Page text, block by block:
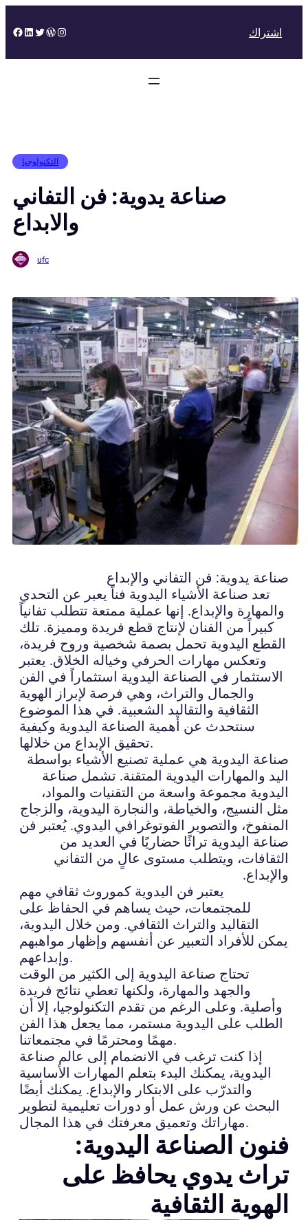
to
Facebook
LinkedIn
Twitter
WordPress
Instagram اشتراك
التكنولوجيا
صناعة يدوية: فن التفاني
والابداع
ufc
صناعة يدوية: فن التفاني والإبداع
تعد صناعة الأشياء اليدوية فناً يعبر عن التحدي
والمهارة والإبداع. إنها عملية ممتعة تتطلب تفانياً
كبيراً من الفنان لإنتاج قطع فريدة ومميزة. تلك
القطع اليدوية تحمل بصمة شخصية وروح فريدة،
وتعكس مهارات الحرفي وخياله الخلاق. يعتبر
الاستثمار في الصناعة اليدوية استثماراً في الفن
والجمال والتراث، وهي فرصة لإبراز الهوية
الثقافية والتقاليد الشعبية. في هذا الموضوع
سنتحدث عن أهمية الصناعة اليدوية وكيفية
تحقيق الإبداع من خلالها.
صناعة اليدوية هي عملية تصنيع الأشياء بواسطة
اليد والمهارات اليدوية المتقنة. تشمل صناعة
اليدوية مجموعة واسعة من التقنيات والمواد،
مثل النسيج، والخياطة، والنجارة اليدوية، والزجاج
المنفوخ، والتصوير الفوتوغرافي اليدوي. يُعتبر فن
صناعة اليدوية تراثًا حضاريًا في العديد من
الثقافات، ويتطلب مستوى عالٍ من التفاني
والإبداع.
يعتبر فن اليدوية كموروث ثقافي مهم
للمجتمعات، حيث يساهم في الحفاظ على
التقاليد والتراث الثقافي. ومن خلال اليدوية،
يمكن للأفراد التعبير عن أنفسهم وإظهار مواهبهم
وإبداعهم.
تحتاج صناعة اليدوية إلى الكثير من الوقت
والجهد والمهارة، ولكنها تعطي نتائج فريدة
وأصلية. وعلى الرغم من تقدم التكنولوجيا، إلا أن
الطلب على اليدوية مستمر، مما يجعل هذا الفن
مهمًا ومحترمًا في مجتمعاتنا.
إذا كنت ترغب في الانضمام إلى عالم صناعة
اليدوية، يمكنك البدء بتعلم المهارات الأساسية
والتدرّب على الابتكار والإبداع. يمكنك أيضًا
البحث عن ورش عمل أو دورات تعليمية لتطوير
مهاراتك وتعميق معرفتك في هذا المجال.
فنون الصناعة اليدوية:
تراث يدوي يحافظ على
الهوية الثقافية